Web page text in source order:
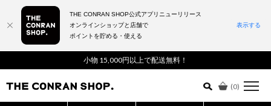
小物 15,000円以上で配送無料！
(0)
詳細検索はこちら
THE CONRAN SHOP公式アプリニューリリース
オンラインショップと店舗で
ポイントを貯める・使える
表示する